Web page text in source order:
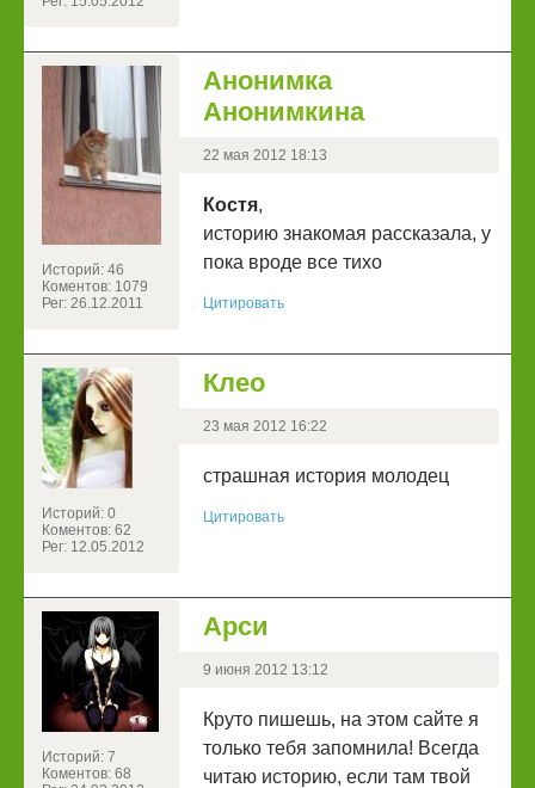
Историй: 46
Коментов: 1079
Рег: 26.12.2011
Анонимка
Анонимкина
22 мая 2012 18:13
Костя,
историю знакомая рассказала, у
пока вроде все тихо
Цитировать
Историй: 0
Коментов: 62
Рег: 12.05.2012
Клео
23 мая 2012 16:22
страшная история молодец
Цитировать
Историй: 7
Коментов: 68
Арси
9 июня 2012 13:12
Круто пишешь, на этом сайте я
только тебя запомнила! Всегда
читаю историю, если там твой